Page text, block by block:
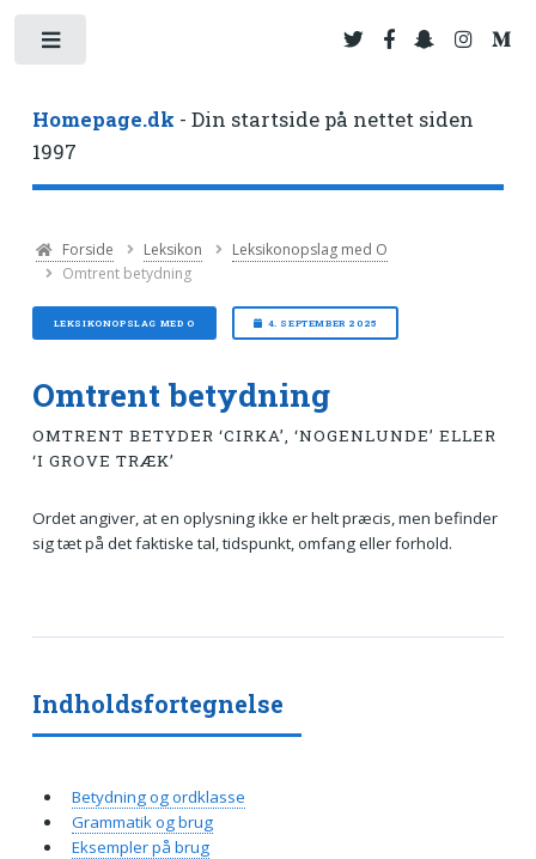
Homepage.dk - Din startside på nettet siden
1997
Forside Leksikon
Leksikonopslag med O
Omtrent betydning
LEKSIKONOPSLAG MED O 4. SEPTEMBER 2025
Omtrent betydning
OMTRENT BETYDER ‘CIRKA’, ‘NOGENLUNDE’ ELLER
‘I GROVE TRÆK’
Ordet angiver, at en oplysning ikke er helt præcis, men befinder
sig tæt på det faktiske tal, tidspunkt, omfang eller forhold.
Indholdsfortegnelse
Betydning og ordklasse
Grammatik og brug
Eksempler på brug